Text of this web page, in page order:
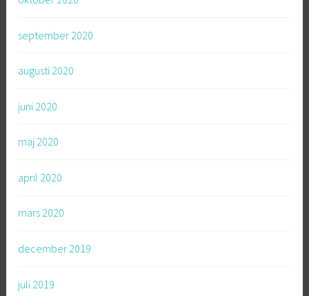
september 2020
augusti 2020
juni 2020
maj 2020
april 2020
mars 2020
december 2019
juli 2019